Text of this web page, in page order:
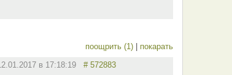
поощрить (1) покарать
в 17:18:19 # 572883